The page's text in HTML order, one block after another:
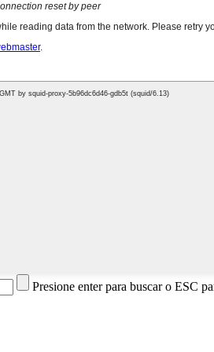
Presione enter para buscar o ESC